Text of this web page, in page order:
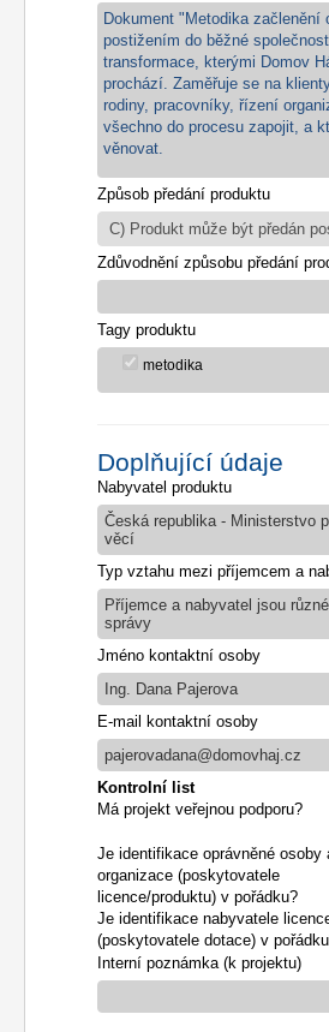
Dokument "Metodika začlenění
postižením do běžné
transformace, kterými Domov
prochází. Zaměřuje se na
rodiny, pracovníky, řízení
všechno do procesu zapojit, a
věnovat.
Způsob předání produktu
Zdůvodnění způsobu předání
Tagy produktu
metodika
Doplňující údaje
Nabyvatel produktu
Česká republika - Ministerstvo
věcí
Typ vztahu mezi příjemcem a
Příjemce a nabyvatel jsou
správy
Jméno kontaktní osoby
Ing. Dana Pajerova
E-mail kontaktní osoby
pajerovadana@domovhaj.cz
Kontrolní list
Má projekt veřejnou podporu?
Je identifikace oprávněné osoby
organizace (poskytovatele
licence/produktu) v pořádku?
Je identifikace nabyvatele
(poskytovatele dotace) v
Interní poznámka (k projektu)